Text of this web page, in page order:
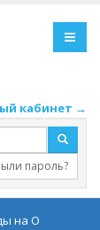
кабинет →
пароль?
на O